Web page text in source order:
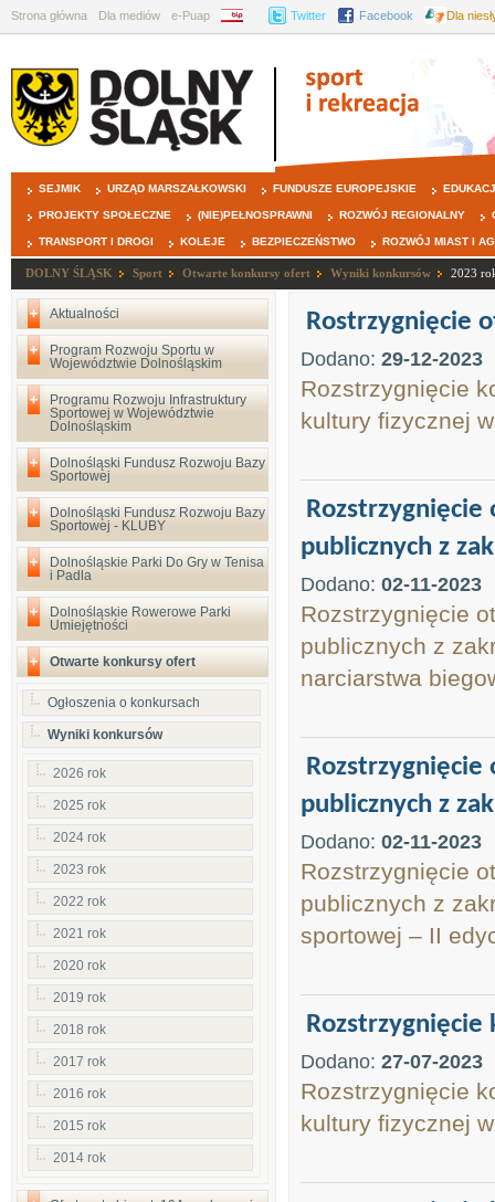
Strona główna Dla mediów e-Puap BIP Twitter Facebook Dla
SEJMIK URZĄD MARSZAŁKOWSKI FUNDUSZE EUROPEJSKIE
PROJEKTY SPOŁECZNE (NIE)PEŁNOSPRAWNI ROZWÓJ REGIONALNY
TRANSPORT I DROGI KOLEJE BEZPIECZEŃSTWO ROZWÓJ MIAST I
DOLNY ŚLĄSK Sport Otwarte konkursy ofert Wyniki konkursów 2023
Aktualności
Program Rozwoju Sportu w
Województwie Dolnośląskim
Programu Rozwoju Infrastruktury
Sportowej w Województwie
Dolnośląskim
Dolnośląski Fundusz Rozwoju Bazy
Sportowej
Dolnośląski Fundusz Rozwoju Bazy
Sportowej - KLUBY
Dolnośląskie Parki Do Gry w Tenisa
i Padla
Dolnośląskie Rowerowe Parki
Umiejętności
Otwarte konkursy ofert
Ogłoszenia o konkursach
Wyniki konkursów
2026 rok
2025 rok
2024 rok
2023 rok
2022 rok
2021 rok
2020 rok
2019 rok
2018 rok
2017 rok
2016 rok
2015 rok
2014 rok
Rostrzygnięcie
Dodano: 29-12-2023
Rozstrzygnięcie
kultury fizycznej
publicznych z
Dodano: 02-11-2023
Rozstrzygnięcie
publicznych z
narciarstwa
publicznych z
Dodano: 02-11-2023
Rozstrzygnięcie
publicznych z
sportowej – II
Rozstrzygnięcie
Dodano: 27-07-2023
Rozstrzygnięcie
kultury fizycznej